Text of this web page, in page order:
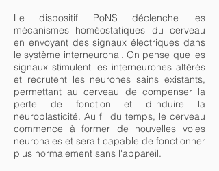
Le dispositif PoNS déclenche les
mécanismes homéostatiques du cerveau
en envoyant des signaux électriques dans
le système interneuronal. On pense que les
signaux stimulent les interneurones altérés
et recrutent les neurones sains existants,
permettant au cerveau de compenser la
perte de fonction et d'induire la
neuroplasticité. Au fil du temps, le cerveau
commence à former de nouvelles voies
neuronales et serait capable de fonctionner
plus normalement sans l'appareil.